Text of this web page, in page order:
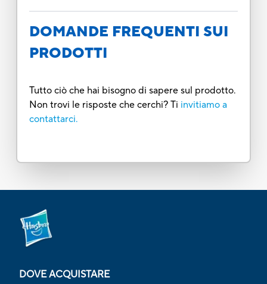
DOMANDE FREQUENTI SUI
PRODOTTI
Tutto ciò che hai bisogno di sapere sul prodotto.
Non trovi le risposte che cerchi? Ti invitiamo a
contattarci.
DOVE ACQUISTARE